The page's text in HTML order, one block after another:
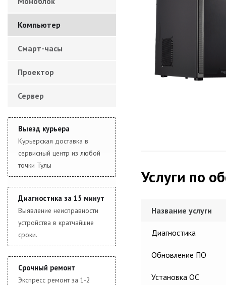
Услуги по
Название услуги
Диагностика
Обновление ПО
Установка ОС
Компьютер
Смарт-часы
Проектор
Сервер
Выезд курьера
Курьерская доставка в
сервисный центр из любой
точки Тулы
Диагностика за 15 минут
Выявление неисправности
устройства в кратчайшие
сроки.
Срочный ремонт
Экспресс ремонт за 1-2